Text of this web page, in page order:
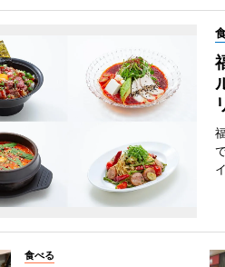
食べる